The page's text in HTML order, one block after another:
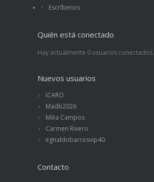
Escríbenos
Quién está conectado
Hay actualmente 0 usuarios conectados.
Nuevos usuarios
ICARO
Madb2026
Mika Campos
Carmen Rivero
egnaldobarrosvip40
Contacto